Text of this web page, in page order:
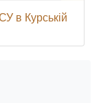
в Курській